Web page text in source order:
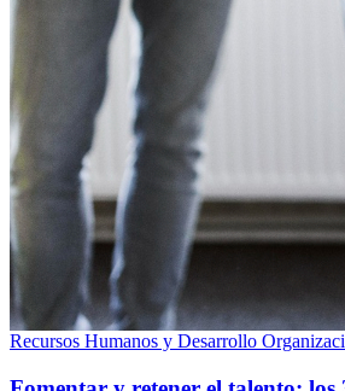
Recursos Humanos y Desarrollo